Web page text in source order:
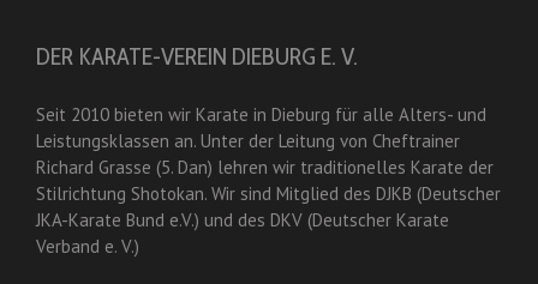
DER KARATE-VEREIN DIEBURG E. V.
Seit 2010 bieten wir Karate in Dieburg für alle Alters- und
Leistungsklassen an. Unter der Leitung von Cheftrainer
Richard Grasse (5. Dan) lehren wir traditionelles Karate der
Stilrichtung Shotokan. Wir sind Mitglied des DJKB (Deutscher
JKA-Karate Bund e.V.) und des DKV (Deutscher Karate
Verband e. V.)